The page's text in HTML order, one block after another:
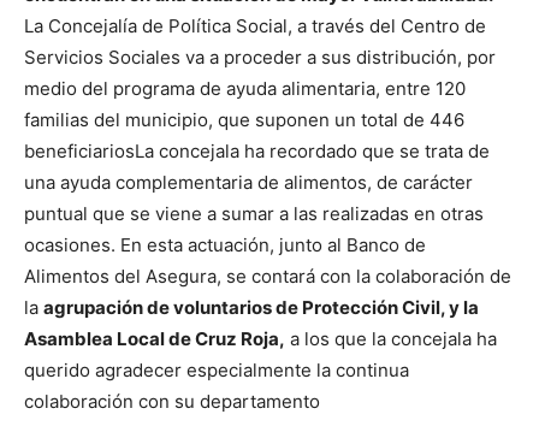
La Concejalía de Política Social, a través del Centro de
Servicios Sociales va a proceder a sus distribución, por
medio del programa de ayuda alimentaria, entre 120
familias del municipio, que suponen un total de 446
beneficiariosLa concejala ha recordado que se trata de
una ayuda complementaria de alimentos, de carácter
puntual que se viene a sumar a las realizadas en otras
ocasiones. En esta actuación, junto al Banco de
Alimentos del Asegura, se contará con la colaboración de
la agrupación de voluntarios de Protección Civil, y la
Asamblea Local de Cruz Roja, a los que la concejala ha
querido agradecer especialmente la continua
colaboración con su departamento